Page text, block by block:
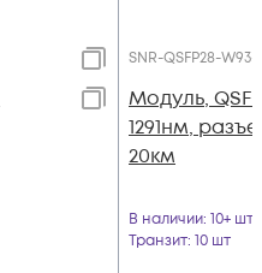
SNR-QSFP28-W93-
Модуль,
1291нм,
20км
В наличии: 10+ шт
Транзит: 10 шт